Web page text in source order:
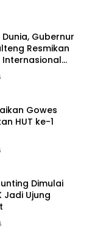
Gubernur
Resmikan
Internasional
Gowes
HUT ke-1
Dimulai
Jadi Ujung